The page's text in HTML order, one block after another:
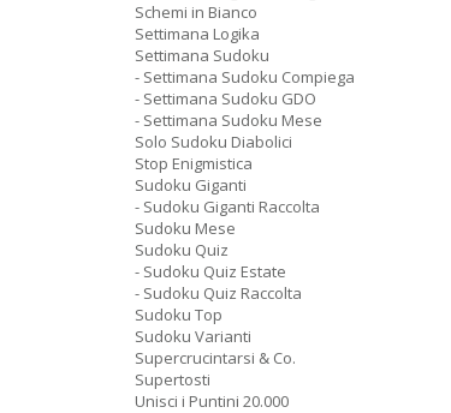
Schemi in Bianco
Settimana Logika
Settimana Sudoku
- Settimana Sudoku Compiega
- Settimana Sudoku GDO
- Settimana Sudoku Mese
Solo Sudoku Diabolici
Stop Enigmistica
Sudoku Giganti
- Sudoku Giganti Raccolta
Sudoku Mese
Sudoku Quiz
- Sudoku Quiz Estate
- Sudoku Quiz Raccolta
Sudoku Top
Sudoku Varianti
Supercrucintarsi & Co.
Supertosti
Unisci i Puntini 20.000